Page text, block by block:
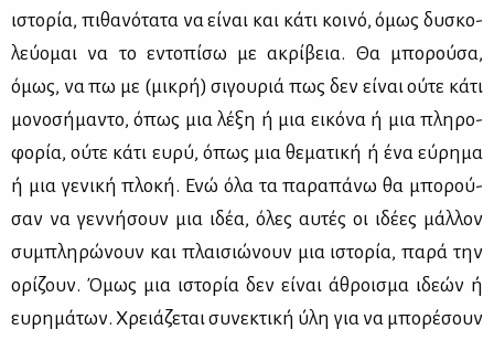
ιστο­ρία, πι­θα­νό­τα­τα να εί­ναι και κά­τι κοι­νό, όμως δυ­σκο­
λεύ­ο­μαι να το εντο­πί­σω με ακρί­βεια. Θα μπο­ρού­σα,
όμως, να πω με (μι­κρή) σι­γου­ριά πως δεν εί­ναι ού­τε κά­τι
μο­νο­σή­μα­ντο, όπως μια λέ­ξη ή μια ει­κό­να ή μια πλη­ρο­
φο­ρία, ού­τε κά­τι ευ­ρύ, όπως μια θε­μα­τι­κή ή ένα εύ­ρη­μα
ή μια γε­νι­κή πλο­κή. Ενώ όλα τα πα­ρα­πά­νω θα μπο­ρού­
σαν να γεν­νή­σουν μια ιδέα, όλες αυ­τές οι ιδέ­ες μάλ­λον
συ­μπλη­ρώ­νουν και πλαι­σιώ­νουν μια ιστο­ρία, πα­ρά την
ορί­ζουν. Όμως μια ιστο­ρία δεν εί­ναι άθροι­σμα ιδε­ών ή
ευ­ρη­μά­των. Χρειά­ζε­ται συ­νε­κτι­κή ύλη για να μπο­ρέ­σουν